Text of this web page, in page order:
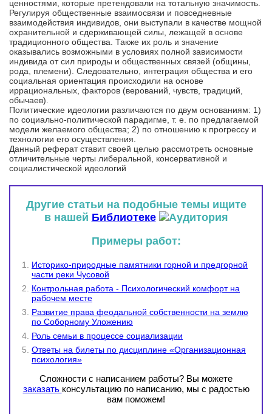
ценностями, которые претендовали на тотальную значимость.
Регулируя общественные взаимосвязи и повседневные
взаимодействия индивидов, они выступали в качестве мощной
охранительной и сдерживающей силы, лежащей в основе
традиционного общества. Также их роль и значение
оказывались возможными в условиях полной зависимости
индивида от сил природы и общественных связей (общины,
рода, племени). Следовательно, интеграция общества и его
социальная ориентация происходили на основе
иррациональных, факторов (верований, чувств, традиций,
обычаев).
Политические идеологии различаются по двум основаниям: 1)
по социально-политической парадигме, т. е. по предлагаемой
модели желаемого общества; 2) по отношению к прогрессу и
технологии его осуществления.
Данный реферат ставит своей целью рассмотреть основные
отличительные черты либеральной, консервативной и
социалистической идеологий
Другие статьи на подобные темы ищите
в нашей Библиотеке
Примеры работ:
Историко-природные памятники горной и предгорной
части реки Чусовой
Контрольная работа - Психологический комфорт на
рабочем месте
Развитие права феодальной собственности на землю
по Соборному Уложению
Роль семьи в процессе социализации
Ответы на билеты по дисциплине «Организационная
психология»
Сложности с написанием работы? Вы можете
заказать консультацию по написанию, мы с радостью
вам поможем!